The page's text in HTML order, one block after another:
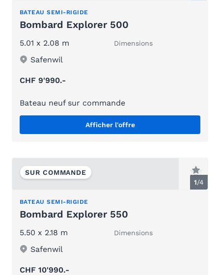
BATEAU SEMI-RIGIDE
Bombard Explorer 500
5.01 x 2.08 m Dimensions
Safenwil
CHF 9'990.-
Bateau neuf sur commande
Afficher l'offre
1/4
SUR COMMANDE
BATEAU SEMI-RIGIDE
Bombard Explorer 550
5.50 x 2.18 m Dimensions
Safenwil
CHF 10'990.-